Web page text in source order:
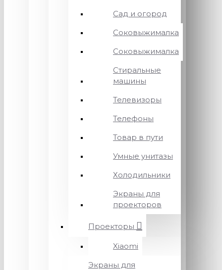
Сад и огород
Соковыжималка
Соковыжималка
Стиральные
машины
Телевизоры
Телефоны
Товар в пути
Умные унитазы
Холодильники
Экраны для
проекторов
Проекторы
Xiaomi
Экраны для